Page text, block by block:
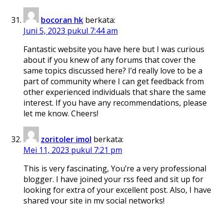
bocoran hk berkata:
Juni 5, 2023 pukul 7:44 am
Fantastic website you have here but I was curious
about if you knew of any forums that cover the
same topics discussed here? I’d really love to be a
part of community where I can get feedback from
other experienced individuals that share the same
interest. If you have any recommendations, please
let me know. Cheers!
zoritoler imol berkata:
Mei 11, 2023 pukul 7:21 pm
This is very fascinating, You’re a very professional
blogger. I have joined your rss feed and sit up for
looking for extra of your excellent post. Also, I have
shared your site in my social networks!